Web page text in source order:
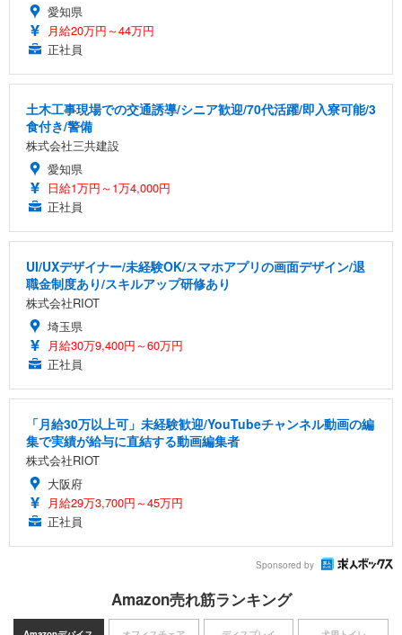
愛知県
月給20万円～44万円
正社員
土木工事現場での交通誘導/シニア歓迎/70代活躍/即入寮可能/3
食付き/警備
株式会社三共建設
愛知県
日給1万円～1万4,000円
正社員
UI/UXデザイナー/未経験OK/スマホアプリの画面デザイン/退
職金制度あり/スキルアップ研修あり
株式会社RIOT
埼玉県
月給30万9,400円～60万円
正社員
「月給30万以上可」未経験歓迎/YouTubeチャンネル動画の編
集で実績が給与に直結する動画編集者
株式会社RIOT
大阪府
月給29万3,700円～45万円
正社員
Sponsored by
Amazon売れ筋ランキング